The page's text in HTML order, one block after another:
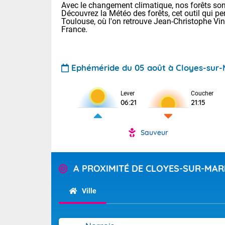
Pour la
Tendance
Avec le changement climatique, nos forêts
Découvrez la Météo des forêts, cet outil qui
Toulouse, où l'on retrouve Jean-Christophe
France.
Ephéméride du 05 août à Cloyes-sur-
Lever
06:21
Coucher
21:15
Sauveur
A PROXIMITÉ DE CLOYES-SUR-
Ville
Voici les
Lyon : 32
25 Nancy :
(84). Sur le
Sur les